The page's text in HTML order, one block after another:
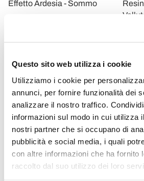
Questo sito web utilizza i cookie
Utilizziamo i cookie per
annunci, per fornire funzionalità dei
analizzare il nostro traffico.
informazioni sul modo in cui utilizza
nostri partner che si occupano di
pubblicità e social media, i quali
con altre informazioni che ha fornito
raccolto dal suo utilizzo dei loro
Effetto Ardesia - Sommo
€